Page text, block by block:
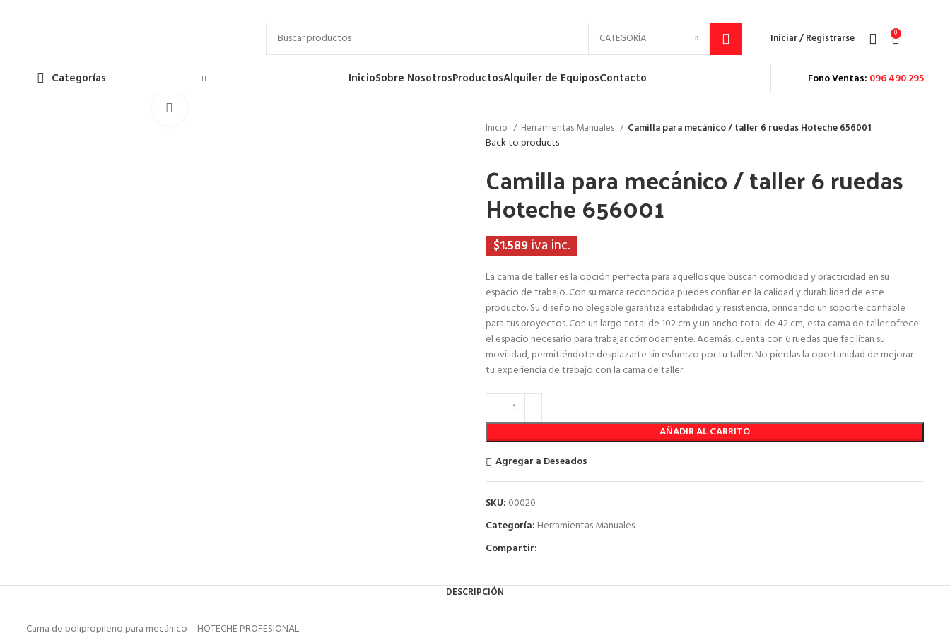
CATEGORÍA Iniciar / Registrarse 0
Categorías InicioSobre NosotrosProductosAlquiler de EquiposContacto Fono Ventas: 096 490 295
Inicio
Herramientas Manuales Camilla para mecánico / taller 6 ruedas Hoteche 656001
Back to products
Camilla para mecánico / taller 6 ruedas
Hoteche 656001
$1.589iva inc.
La cama de taller es la opción perfecta para aquellos que buscan comodidad y practicidad en su
espacio de trabajo. Con su marca reconocida puedes confiar en la calidad y durabilidad de este
producto. Su diseño no plegable garantiza estabilidad y resistencia, brindando un soporte confiable
para tus proyectos. Con un largo total de 102 cm y un ancho total de 42 cm, esta cama de taller ofrece
el espacio necesario para trabajar cómodamente. Además, cuenta con 6 ruedas que facilitan su
movilidad, permitiéndote desplazarte sin esfuerzo por tu taller. No pierdas la oportunidad de mejorar
tu experiencia de trabajo con la cama de taller.
AÑADIR AL CARRITO
Agregar a Deseados
SKU: 00020
Categoría: Herramientas Manuales
Compartir:
DESCRIPCIÓN
Cama de polipropileno para mecánico – HOTECHE PROFESIONAL